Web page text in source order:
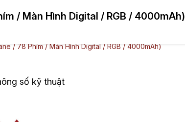
Hợp tác Hỗ trợ Liên hệ
/ Màn Hình Digital / RGB / 4000mAh)
/ 78 Phím / Màn Hình Digital / RGB / 4000mAh)
số kỹ thuật